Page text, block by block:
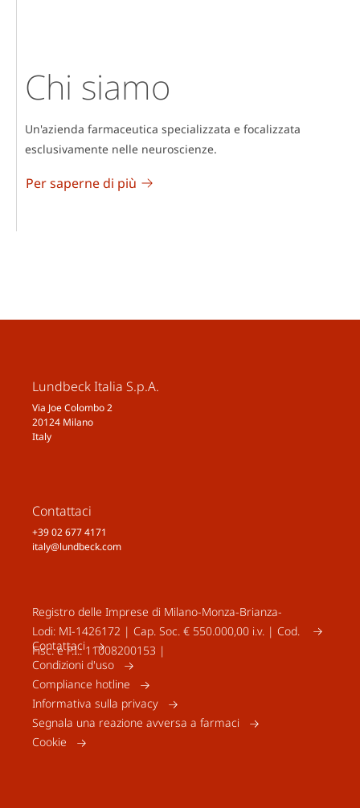
Chi siamo
Un'azienda farmaceutica specializzata e focalizzata
esclusivamente nelle neuroscienze.
Per saperne di più
Lundbeck Italia S.p.A.
Via Joe Colombo 2
20124 Milano
Italy
Contattaci
+39 02 677 4171
italy@lundbeck.com
Registro delle Imprese di Milano-Monza-Brianza-
Lodi: MI-1426172 | Cap. Soc. € 550.000,00 i.v. | Cod.
Fisc. e P.I.: 11008200153 |
Contattaci
Condizioni d'uso
Compliance hotline
Informativa sulla privacy
Segnala una reazione avversa a farmaci
Cookie